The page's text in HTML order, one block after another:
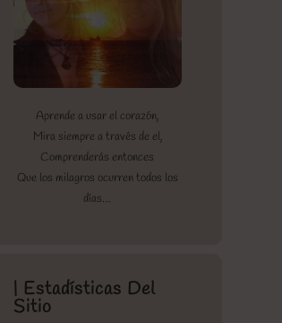
Aprende a usar el corazón,
Mira siempre a través de el,
Comprenderás entonces
Que los milagros ocurren todos los
días…
| Estadísticas Del
Sitio